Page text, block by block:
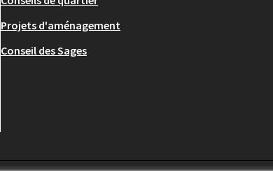
Projets d'aménagement
Conseil des Sages